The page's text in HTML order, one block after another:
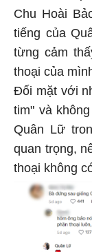
Chu Hoài
tiếng của
từng cảm
thoại của
Đối mặt với
tim" và
Quân Lữ
quan trọng,
thoại không